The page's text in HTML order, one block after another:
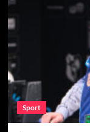
Sport